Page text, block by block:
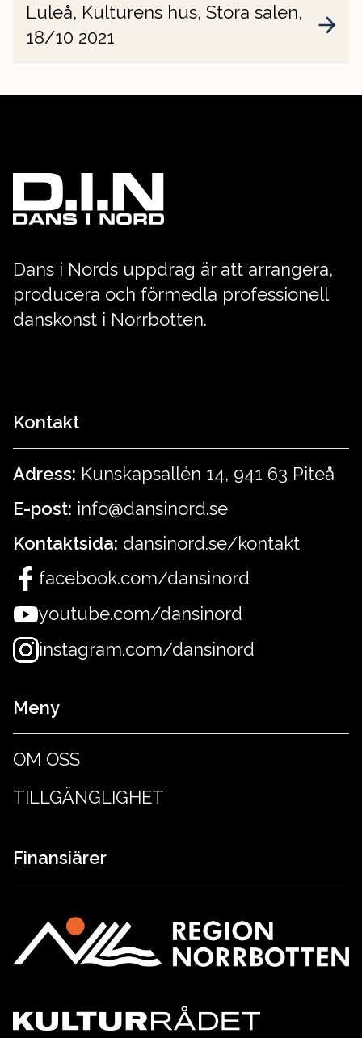
Luleå, Kulturens hus, Stora salen,
18/10 2021
Dans i Nords uppdrag är att arrangera,
producera och förmedla professionell
danskonst i Norrbotten.
Kontakt
Adress: Kunskapsallén 14, 941 63 Piteå
E-post: info@dansinord.se
Kontaktsida: dansinord.se/kontakt
facebook.com/dansinord
youtube.com/dansinord
instagram.com/dansinord
Meny
OM OSS
TILLGÄNGLIGHET
Finansiärer